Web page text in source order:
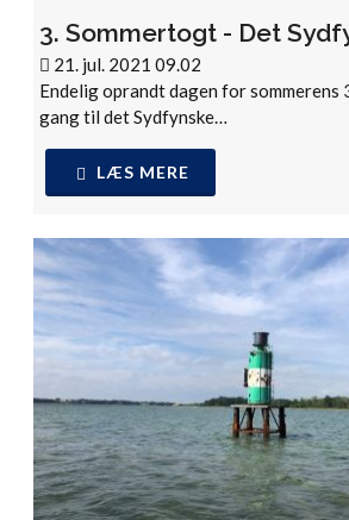
21. jul. 2021 09.02
Endelig oprandt dagen for sommerens
gang til det Sydfynske…
LÆS MERE